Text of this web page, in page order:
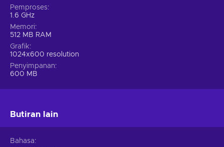
Pemproses
1.6 GHz
Memori
512 MB RAM
Grafik
1024x600 resolution
Penyimpanan
600 MB
Butiran lain
Bahasa